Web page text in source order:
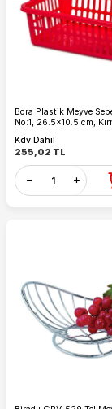
Bora Plastik Meyve
No:1, 26.5x10.5 cm,
Kdv Dahil
255,02 TL